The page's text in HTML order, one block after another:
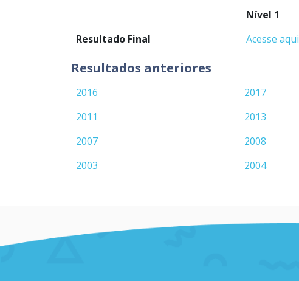
Nível 1
Resultado Final
Acesse aqui
Resultados anteriores
2016 2017
2011
2013
2007
2008
2003
2004